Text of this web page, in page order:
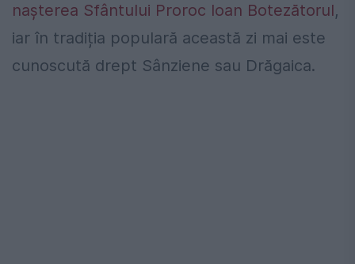
nașterea Sfântului Proroc Ioan Botezătorul,
iar în tradiția populară această zi mai este
cunoscută drept Sânziene sau Drăgaica.